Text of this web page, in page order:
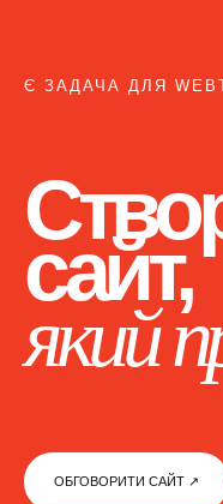
Є ЗАДАЧА ДЛЯ
сайт,
який
ОБГОВОРИТИ САЙТ ↗︎